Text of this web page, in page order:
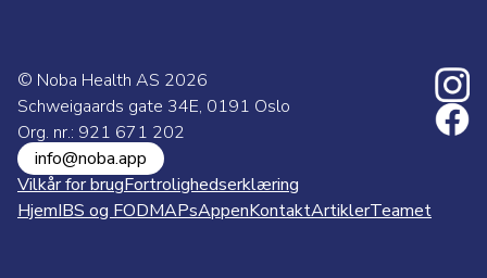
© Noba Health AS 2026
Schweigaards gate 34E, 0191 Oslo
Org. nr.: 921 671 202
info@noba.app
Vilkår for brugFortrolighedserklæring
HjemIBS og FODMAPsAppenKontaktArtiklerTeamet